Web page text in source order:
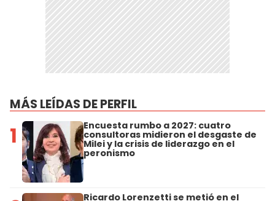
MÁS LEÍDAS DE PERFIL
1 Encuesta rumbo a 2027: cuatro
consultoras midieron el desgaste de
Milei y la crisis de liderazgo en el
peronismo
Ricardo Lorenzetti se metió en el